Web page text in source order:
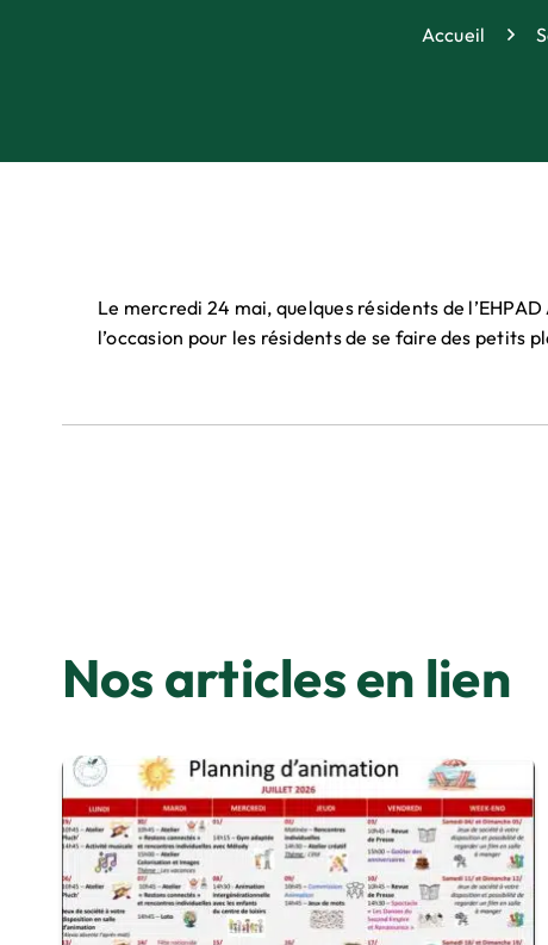
Accueil
Le mercredi 24 mai, quelques résidents de
l’occasion pour les résidents de se faire des petits
Nos articles en lien